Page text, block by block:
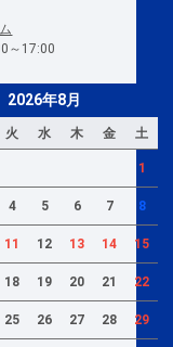
～17:00
2026年8月
火 水 木 金 土
1
4 5 6 7 8
11 12 13 14 15
18 19 20 21 22
25 26 27 28 29